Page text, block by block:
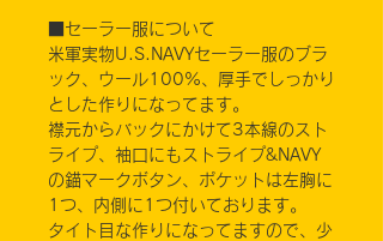
■セーラー服について
米軍実物U.S.NAVYセーラー服のブラ
ック、ウール100%、厚手でしっかり
とした作りになってます。
襟元からバックにかけて3本線のスト
ライプ、袖口にもストライプ&NAVY
の錨マークボタン、ポケットは左胸に
1つ、内側に1つ付いております。
タイト目な作りになってますので、少